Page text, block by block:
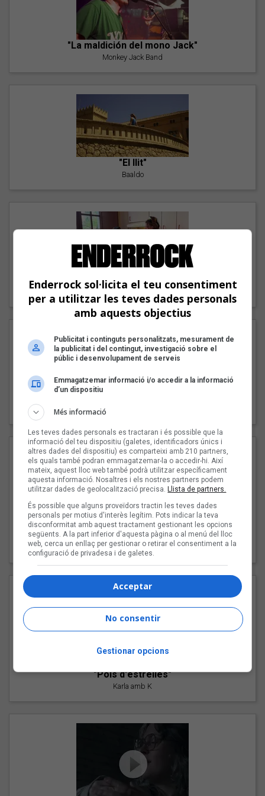
"La maldición del mono Jack"
Monkey Jack Band
"El llit"
Baaldo
"Lo bueno y lo malo"
Carmen y María
Pep Álvarez amb Joan Muntaner (Xanguito)
"Les cabres"
94 Rules amb Compte
"Pols d'estrelles"
Karla amb K
Enderrock sol·licita el teu consentiment
per a utilitzar les teves dades personals
amb aquests objectius
Publicitat i continguts personalitzats, mesurament de
la publicitat i del contingut, investigació sobre el
públic i desenvolupament de serveis
Emmagatzemar informació i/o accedir a la informació
d’un dispositiu
Més informació
Les teves dades personals es tractaran i és possible que la
informació del teu dispositiu (galetes, identificadors únics i
altres dades del dispositiu) es comparteixi amb 210 partners,
els quals també podran emmagatzemar-la o accedir-hi. Així
mateix, aquest lloc web també podrà utilitzar específicament
aquesta informació. Nosaltres i els nostres partners podem
utilitzar dades de geolocalització precisa. Llista de partners.
És possible que alguns proveïdors tractin les teves dades
personals per motius d'interès legítim. Pots indicar la teva
disconformitat amb aquest tractament gestionant les opcions
següents. A la part inferior d'aquesta pàgina o al menú del lloc
web, cerca un enllaç per gestionar o retirar el consentiment a la
configuració de privadesa i de galetes.
Acceptar
No consentir
Gestionar opcions